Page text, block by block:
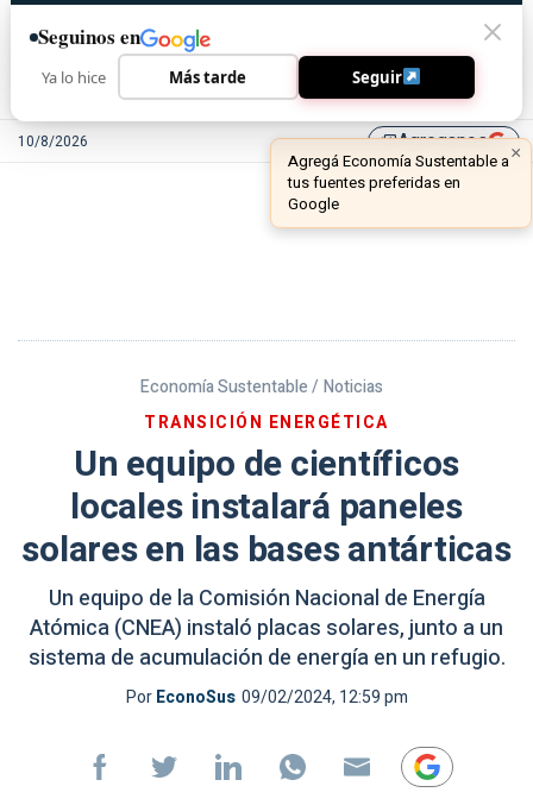
10/8/2026 library_addAgreganos
Economía Sustentable / Noticias
TRANSICIÓN ENERGÉTICA
Un equipo de científicos
locales instalará paneles
solares en las bases antárticas
Un equipo de la Comisión Nacional de Energía
Atómica (CNEA) instaló placas solares, junto a un
sistema de acumulación de energía en un refugio.
PorEconoSus 09/02/2024, 12:59 pm
Seguinos en
Ya lo hice Más tarde Seguir